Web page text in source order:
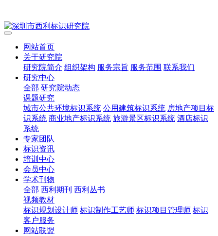
网站首页
关于研究院
研究院简介 组织架构 服务宗旨 服务范围 联系我们
研究中心
全部 研究院动态
课题研究
城市公共环境标识系统 公用建筑标识系统 房地产项目标
识系统 商业地产标识系统 旅游景区标识系统 酒店标识
系统
专家团队
标识资讯
培训中心
会员中心
学术刊物
全部 西利期刊 西利丛书
视频教材
标识规划设计师 标识制作工艺师 标识项目管理师 标识
客户服务
网站联盟